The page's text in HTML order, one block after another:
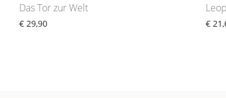
Das Tor zur Welt
€ 29,90 €